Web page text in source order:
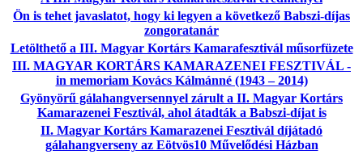
Ön is tehet javaslatot, hogy ki legyen a következő Babszi-díjas
zongoratanár
Letölthető a III. Magyar Kortárs Kamarafesztivál műsorfüzete
III. MAGYAR KORTÁRS KAMARAZENEI FESZTIVÁL -
in memoriam Kovács Kálmánné (1943 – 2014)
Gyönyörű gálahangversennyel zárult a II. Magyar Kortárs
Kamarazenei Fesztivál, ahol átadták a Babszi-díjat is
II. Magyar Kortárs Kamarazenei Fesztivál díjátadó
gálahangverseny az Eötvös10 Művelődési Házban